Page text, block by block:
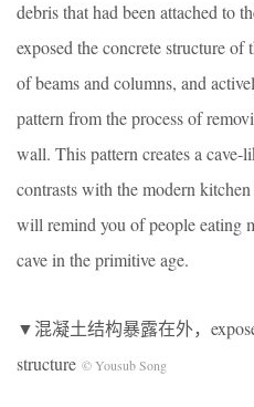
debris that had been attached to
exposed the concrete structure
of beams and columns, and
pattern from the process of
wall. This pattern creates a cave-
contrasts with the modern
will remind you of people eating
cave in the primitive age.
▼混凝土结构暴露在外，
structure © Yousub Song